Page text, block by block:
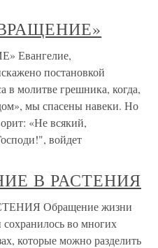
Евангелие,
постановкой
в молитве грешника, когда,
мы спасены навеки. Но
«Не всякий,
войдет
В РАСТЕНИЯ
Обращение жизни
во многих
которые можно разделить